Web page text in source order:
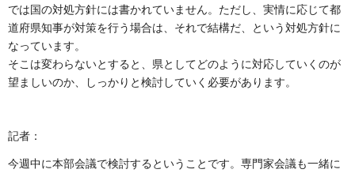
では国の対処方針には書かれていません。ただし、実情に応じて都
道府県知事が対策を行う場合は、それで結構だ、という対処方針に
なっています。
そこは変わらないとすると、県としてどのように対応していくのが
望ましいのか、しっかりと検討していく必要があります。
記者：
今週中に本部会議で検討するということです。専門家会議も一緒に